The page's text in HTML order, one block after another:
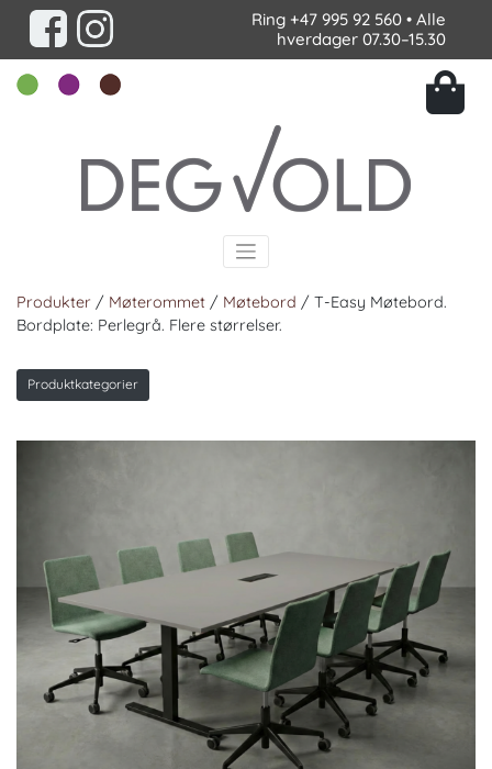
Ring +47 995 92 560 • Alle
hverdager 07.30–15.30
Produkter / Møterommet / Møtebord / T-Easy Møtebord.
Bordplate: Perlegrå. Flere størrelser.
Produktkategorier